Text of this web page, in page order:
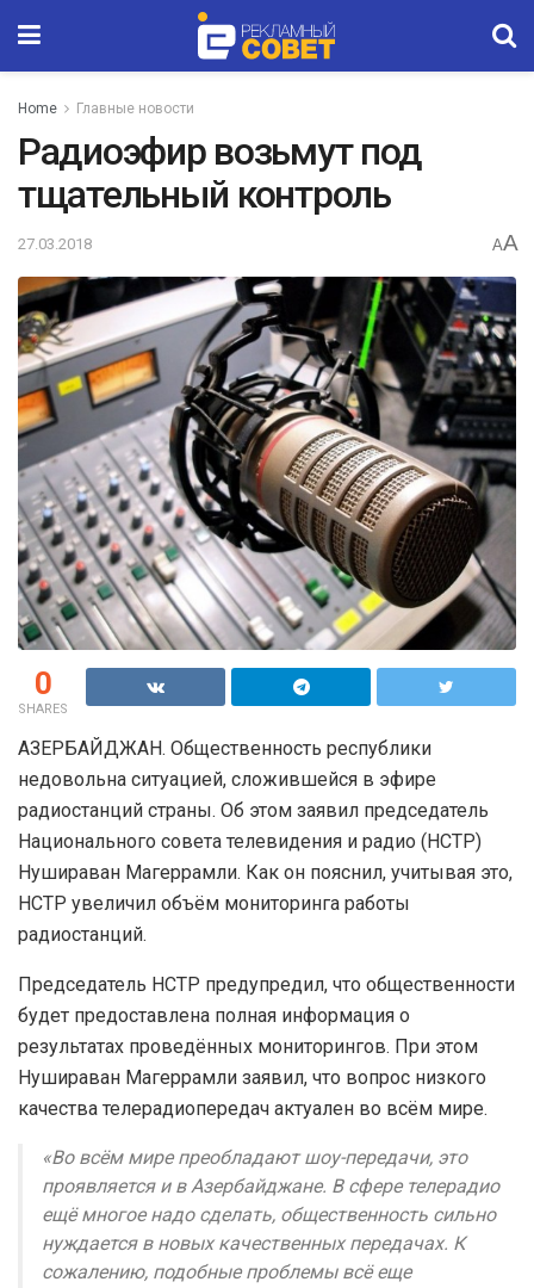
Home Главные новости
Радиоэфир возьмут под
тщательный контроль
27.03.2018 AA
0
SHARES
АЗЕРБАЙДЖАН. Общественность республики
недовольна ситуацией, сложившейся в эфире
радиостанций страны. Об этом заявил председатель
Национального совета телевидения и радио (НСТР)
Нушираван Магеррамли. Как он пояснил, учитывая это,
НСТР увеличил объём мониторинга работы
радиостанций.
Председатель НСТР предупредил, что общественности
будет предоставлена полная информация о
результатах проведённых мониторингов. При этом
Нушираван Магеррамли заявил, что вопрос низкого
качества телерадиопередач актуален во всём мире.
«Во всём мире преобладают шоу-передачи, это
проявляется и в Азербайджане. В сфере телерадио
ещё многое надо сделать, общественность сильно
нуждается в новых качественных передачах. К
сожалению, подобные проблемы всё еще